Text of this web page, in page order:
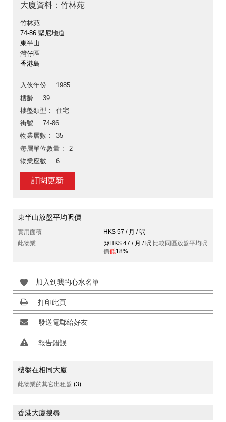
大廈資料：竹林苑
竹林苑
74-86 堅尼地道
東半山
灣仔區
香港島
入伙年份
1985
樓齡
39
樓盤類型
住宅
街號
74-86
物業層數
35
每層單位數量
2
物業座數
6
訂閱更新
東半山放盤平均呎價
實用面積
HK$ 57 / 月 / 呎
此物業
@HK$ 47 / 月 / 呎 比較同區放盤平均呎
價低18%
加入到我的心水名單
打印此頁
發送電郵給好友
報告錯誤
樓盤在相同大廈
此物業的其它出租盤 (3)
香港大廈搜尋